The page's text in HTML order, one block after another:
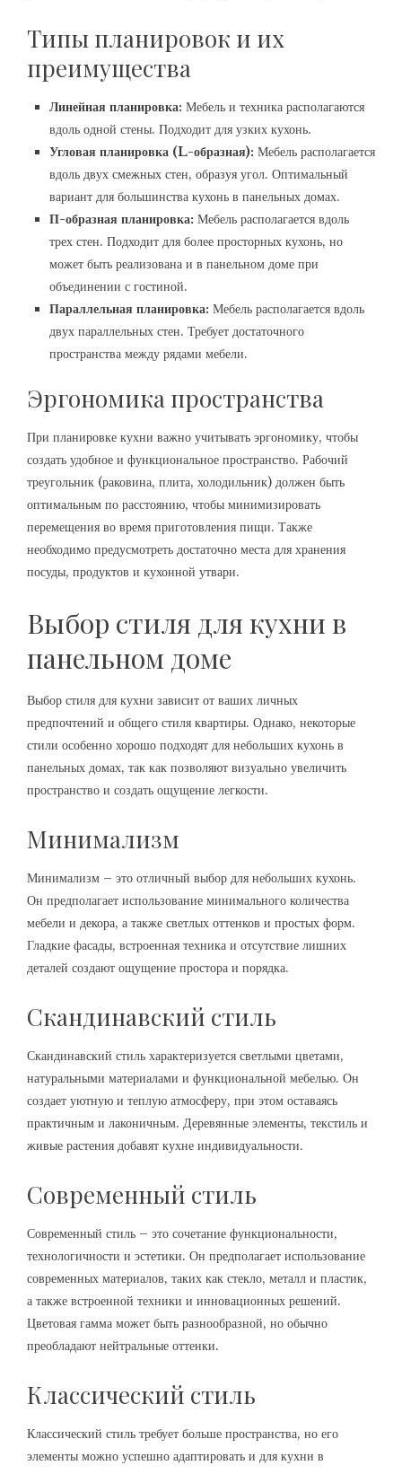
Типы планировок и их
преимущества
Линейная планировка: Мебель и техника располагаются
вдоль одной стены. Подходит для узких кухонь.
Угловая планировка (L-образная): Мебель располагается
вдоль двух смежных стен, образуя угол. Оптимальный
вариант для большинства кухонь в панельных домах.
П-образная планировка: Мебель располагается вдоль
трех стен. Подходит для более просторных кухонь, но
может быть реализована и в панельном доме при
объединении с гостиной.
Параллельная планировка: Мебель располагается вдоль
двух параллельных стен. Требует достаточного
пространства между рядами мебели.
Эргономика пространства
При планировке кухни важно учитывать эргономику, чтобы
создать удобное и функциональное пространство. Рабочий
треугольник (раковина, плита, холодильник) должен быть
оптимальным по расстоянию, чтобы минимизировать
перемещения во время приготовления пищи. Также
необходимо предусмотреть достаточно места для хранения
посуды, продуктов и кухонной утвари.
Выбор стиля для кухни в
панельном доме
Выбор стиля для кухни зависит от ваших личных
предпочтений и общего стиля квартиры. Однако, некоторые
стили особенно хорошо подходят для небольших кухонь в
панельных домах, так как позволяют визуально увеличить
пространство и создать ощущение легкости.
Минимализм
Минимализм – это отличный выбор для небольших кухонь.
Он предполагает использование минимального количества
мебели и декора, а также светлых оттенков и простых форм.
Гладкие фасады, встроенная техника и отсутствие лишних
деталей создают ощущение простора и порядка.
Скандинавский стиль
Скандинавский стиль характеризуется светлыми цветами,
натуральными материалами и функциональной мебелью. Он
создает уютную и теплую атмосферу, при этом оставаясь
практичным и лаконичным. Деревянные элементы, текстиль и
живые растения добавят кухне индивидуальности.
Современный стиль
Современный стиль – это сочетание функциональности,
технологичности и эстетики. Он предполагает использование
современных материалов, таких как стекло, металл и пластик,
а также встроенной техники и инновационных решений.
Цветовая гамма может быть разнообразной, но обычно
преобладают нейтральные оттенки.
Классический стиль
Классический стиль требует больше пространства, но его
элементы можно успешно адаптировать и для кухни в